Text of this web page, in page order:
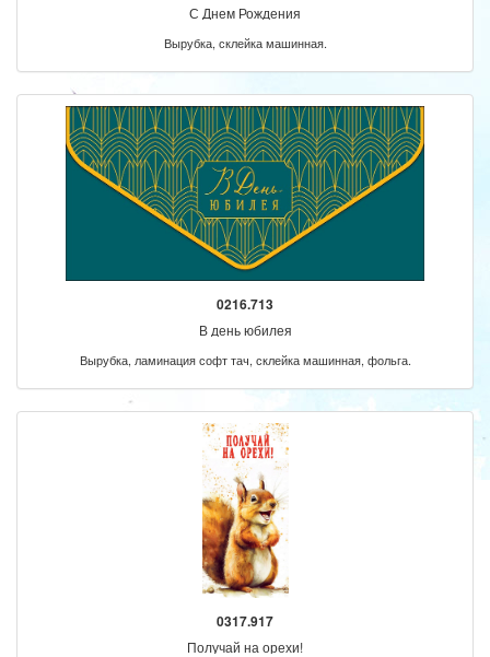
С Днем Рождения
Вырубка, склейка машинная.
0216.713
В день юбилея
Вырубка, ламинация софт тач, склейка машинная, фольга.
0317.917
Получай на орехи!